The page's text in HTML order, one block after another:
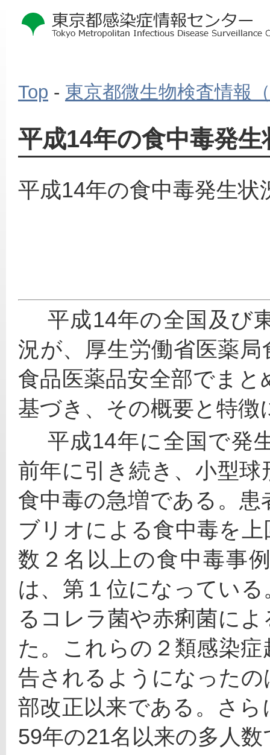
Top - 東京都微生物検査情報
平成14年の食中毒発生
平成14年の食中毒発生状
況が、厚生労働省医薬
食品医薬品安全部でま
基づき、その概要と特
前年に引き続き、小型
食中毒の急増である。
ブリオによる食中毒を
数２名以上の食中毒事
は、第１位になってい
るコレラ菌や赤痢菌に
た。これらの２類感染
告されるようになった
部改正以来である。さ
59年の21名以来の多人